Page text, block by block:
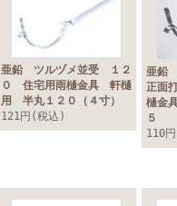
亜鉛 ツルヅメ並受 １２
０ 住宅用雨樋金具 軒樋
用 半丸１２０（４寸）
121円(税込)
亜鉛
正面
樋金
110